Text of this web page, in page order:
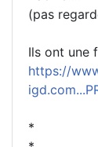
(pas
Ils ont une
https://
*